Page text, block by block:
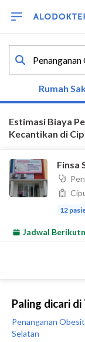
Paling dicari
Penanganan
Selatan